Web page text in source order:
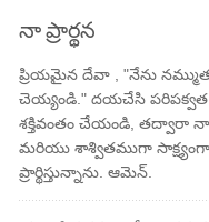
నా ప్రార్థన
ప్రియమైన దేవా , "నేను
చెయ్యండి." దయచేసి
శక్తివంతం చేయండి, తద్వారా
మరియు శాశ్వితముగా
ప్రార్థిస్తున్నాను. ఆమెన్.